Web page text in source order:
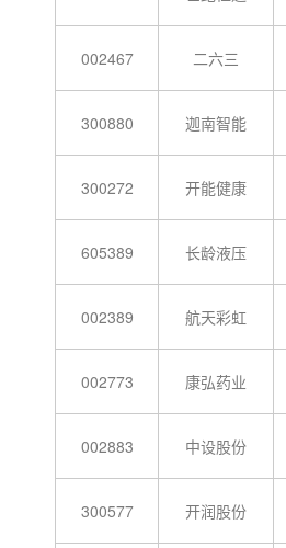
002467 二六三
300880 迦南智能
300272 开能健康
605389 长龄液压
002389 航天彩虹
002773 康弘药业
002883 中设股份
300577 开润股份